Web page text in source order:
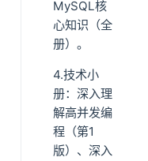
MySQL核
心知识（全
册）。
4.技术小
册：深入理
解高并发编
程（第1
版）、深入